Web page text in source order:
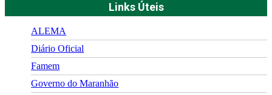
Links Úteis
ALEMA
Diário Oficial
Famem
Governo do Maranhão